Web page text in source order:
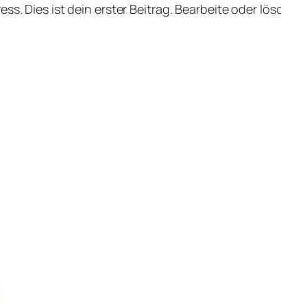
Dies ist dein erster Beitrag. Bearbeite oder